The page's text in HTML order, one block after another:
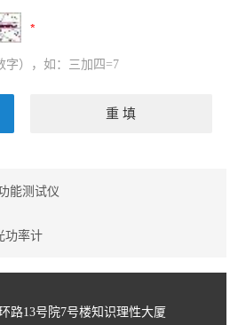
字），如：三加四=7
能测试仪
功率计
路13号院7号楼知识理性大厦